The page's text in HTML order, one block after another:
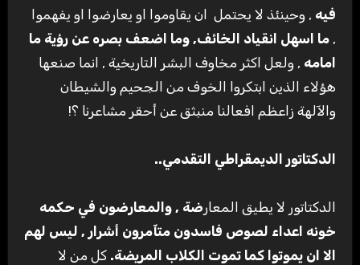
فيه , وحينئذ لا يحتمل ان يقاوموا او يعارضوا او يفهموا
, ما اسهل انقياد الخائف, وما اضعف بصره عن رؤية ما
امامه , ولعل اكثر مخاوف البشر التاريخية , انما صنعها
هؤلاء الذين ابتكروا الخوف من الجحيم والشيطان
والآلهة زاعظم افعالنا منبثق عن أحقر مشاعرنا ؟!
الدكتاتور الديمقراطي التقدمي..
الدكتاتور لا يطيق المعار ضة , والمعارضون في حكمه
خونه اعداء لصوص فاسدون متآمرون أشرار , ليس لهم
الا ان يموتوا كما تموت الكلاب المريضة. كل من لا